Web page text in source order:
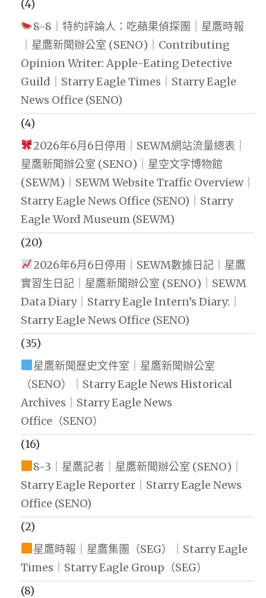
(4)
8-8｜特約評論人：吃蘋果偵探團｜星鷹時報
｜星鷹新聞辦公室 (SENO)｜Contributing
Opinion Writer: Apple-Eating Detective
Guild｜Starry Eagle Times｜Starry Eagle
News Office (SENO)
(4)
2026年6月6日停用｜SEWM網站流量總表｜
星鷹新聞辦公室 (SENO)｜星空文字博物館
(SEWM)｜SEWM Website Traffic Overview｜
Starry Eagle News Office (SENO)｜Starry
Eagle Word Museum (SEWM)
(20)
2026年6月6日停用｜SEWM數據日記｜星鷹
實習生日記｜星鷹新聞辦公室 (SENO)｜SEWM
Data Diary｜Starry Eagle Intern’s Diary:｜
Starry Eagle News Office (SENO)
(35)
星鷹新聞歷史文件室｜星鷹新聞辦公室
（SENO）｜Starry Eagle News Historical
Archives｜Starry Eagle News
Office（SENO）
(16)
8-3｜星鷹記者｜星鷹新聞辦公室 (SENO)｜
Starry Eagle Reporter｜Starry Eagle News
Office (SENO)
(2)
星鷹時報｜星鷹集團（SEG）｜Starry Eagle
Times｜Starry Eagle Group（SEG）
(8)